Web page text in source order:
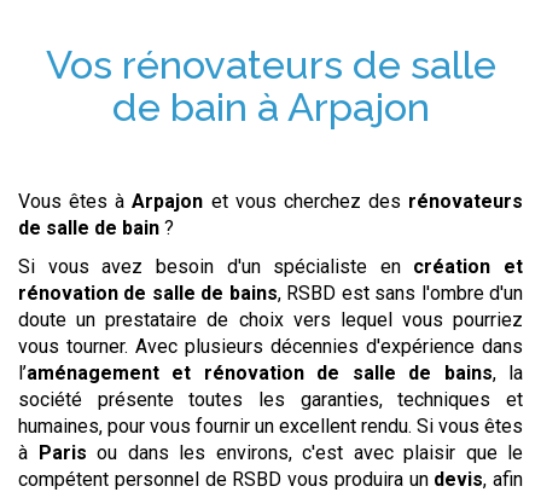
Vos rénovateurs de salle
de bain à Arpajon
Vous êtes àArpajon et vous cherchez des rénovateurs
de salle de bain ?
Si vous avez besoin d'un spécialiste en création et
rénovation de salle de bains, RSBD est sans l'ombre d'un
doute un prestataire de choix vers lequel vous pourriez
vous tourner. Avec plusieurs décennies d'expérience dans
l’aménagement et rénovation de salle de bains, la
société présente toutes les garanties, techniques et
humaines, pour vous fournir un excellent rendu. Si vous êtes
à Paris ou dans les environs, c'est avec plaisir que le
compétent personnel de RSBD vous produira un devis, afin